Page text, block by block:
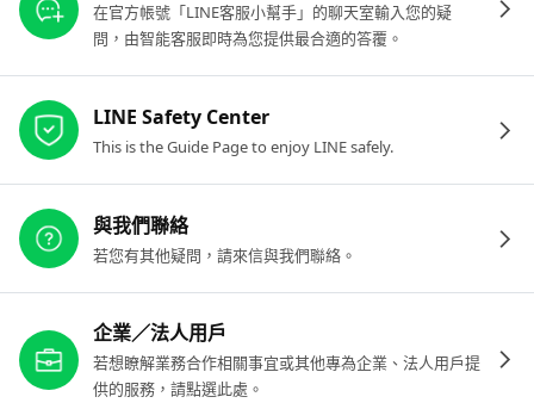
在官方帳號「LINE客服小幫手」的聊天室輸入您的疑
問，由智能客服即時為您提供最合適的答覆。
LINE Safety Center
This is the Guide Page to enjoy LINE safely.
與我們聯絡
若您有其他疑問，請來信與我們聯絡。
企業／法人用戶
若想瞭解業務合作相關事宜或其他專為企業、法人用戶提
供的服務，請點選此處。